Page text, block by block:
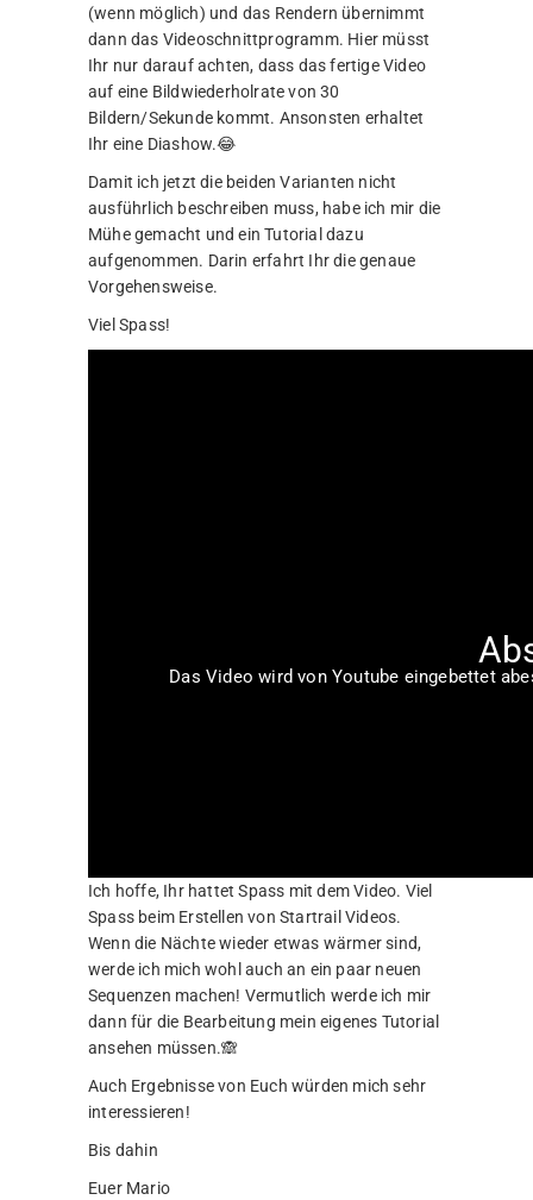
(wenn möglich) und das Rendern übernimmt
dann das Videoschnittprogramm. Hier müsst
Ihr nur darauf achten, dass das fertige Video
auf eine Bildwiederholrate von 30
Bildern/Sekunde kommt. Ansonsten erhaltet
Ihr eine Diashow.😂
Damit ich jetzt die beiden Varianten nicht
ausführlich beschreiben muss, habe ich mir die
Mühe gemacht und ein Tutorial dazu
aufgenommen. Darin erfahrt Ihr die genaue
Vorgehensweise.
Viel Spass!
Das Video wird von Youtube eingebettet
Ich hoffe, Ihr hattet Spass mit dem Video. Viel
Spass beim Erstellen von Startrail Videos.
Wenn die Nächte wieder etwas wärmer sind,
werde ich mich wohl auch an ein paar neuen
Sequenzen machen! Vermutlich werde ich mir
dann für die Bearbeitung mein eigenes Tutorial
ansehen müssen.🙈
Auch Ergebnisse von Euch würden mich sehr
interessieren!
Bis dahin
Euer Mario